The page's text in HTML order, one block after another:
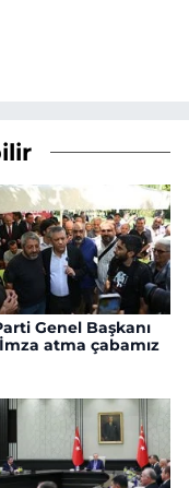
Genel Başkanı
atma çabamız